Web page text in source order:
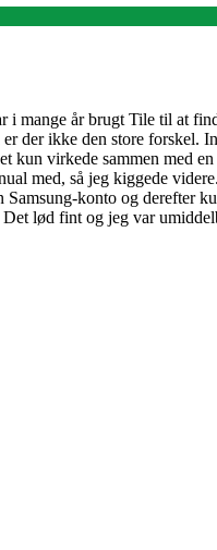
mange år brugt Tile til at
der ikke den store forskel.
virkede sammen med
med, så jeg kiggede
konto og derefter
lød fint og jeg var